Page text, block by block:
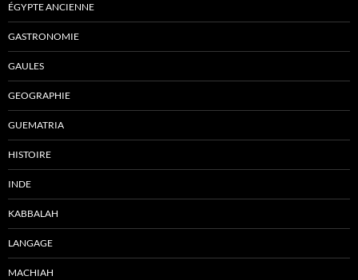
ÉGYPTE ANCIENNE
GASTRONOMIE
GAULES
GEOGRAPHIE
GUEMATRIA
HISTOIRE
INDE
KABBALAH
LANGAGE
MACHIAH